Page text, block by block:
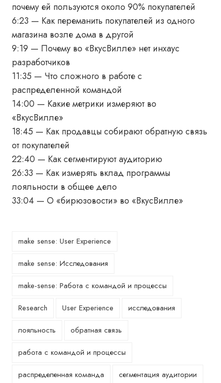
почему ей пользуются около 90% покупателей
6:23 — Как переманить покупателей из одного
магазина возле дома в другой
9:19 — Почему во «ВкусВилле» нет инхаус
разработчиков
11:35 — Что сложного в работе с
распределенной командой
14:00 — Какие метрики измеряют во
«ВкусВилле»
18:45 — Как продавцы собирают обратную связь
от покупателей
22:40 — Как сегментируют аудиторию
26:33 — Как измерять вклад программы
лояльности в общее дело
33:04 — О «бирюзовости» во «ВкусВилле»
make sense: User Experience
make sense: Исследования
make-sense: Работа с командой и процессы
Research User Experience исследования
лояльность обратная связь
работа с командой и процессы
распределенная команда сегментация аудитории